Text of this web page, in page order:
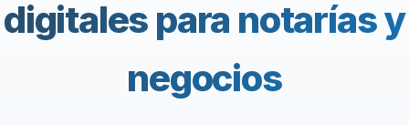
digitales para notarías y
negocios